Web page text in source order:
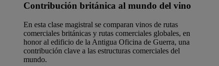
Contribución británica al mundo del vino
En esta clase magistral se comparan vinos de rutas
comerciales británicas y rutas comerciales globales, en
honor al edificio de la Antigua Oficina de Guerra, una
contribución clave a las estructuras comerciales del
mundo.